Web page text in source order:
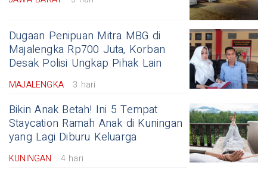
Dugaan Penipuan Mitra MBG di
Majalengka Rp700 Juta, Korban
Desak Polisi Ungkap Pihak Lain
MAJALENGKA 3 hari
Bikin Anak Betah! Ini 5 Tempat
Staycation Ramah Anak di Kuningan
yang Lagi Diburu Keluarga
KUNINGAN 4 hari